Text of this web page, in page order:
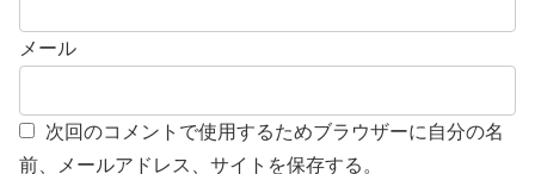
メール
次回のコメントで使用するためブラウザーに自分の名
前、メールアドレス、サイトを保存する。